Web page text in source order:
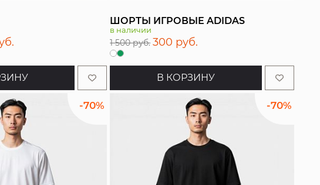
ШОРТЫ ИГРОВЫЕ ADIDAS
в наличии
1 500 руб. 300 руб.
В КОРЗИНУ
-70% -70%